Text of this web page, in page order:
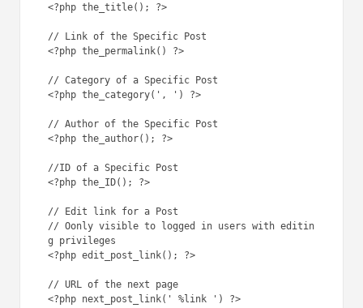
<?php the_title(); ?>
// Link of the Specific Post
<?php the_permalink() ?>
// Category of a Specific Post
<?php the_category(', ') ?>
// Author of the Specific Post
<?php the_author(); ?>
//ID of a Specific Post
<?php the_ID(); ?>
// Edit link for a Post
// Oonly visible to logged in users with editin
g privileges
<?php edit_post_link(); ?>
// URL of the next page
<?php next_post_link(' %link ') ?>